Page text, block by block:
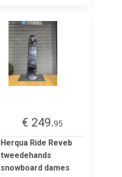
€ 249.95
Herqua Ride Reveb
tweedehands
snowboard dames